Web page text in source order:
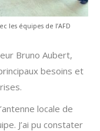
les équipes de l’AFD
Bruno Aubert,
besoins et
locale de
J’ai pu constater